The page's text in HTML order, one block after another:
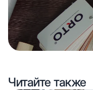
Читайте также